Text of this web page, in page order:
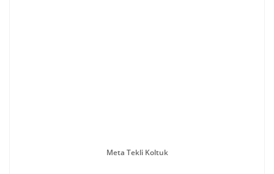
Meta Tekli Koltuk